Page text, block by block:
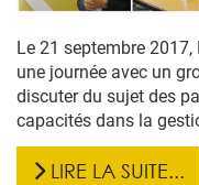
Le 21 septembre
une journée avec un
discuter du sujet des
capacités dans la
LIRE LA SUITE...